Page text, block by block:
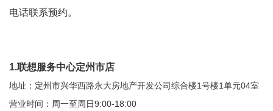
电话联系预约。
1.联想服务中心定州市店
地址：定州市兴华西路永大房地产开发公司综合楼1号楼1单元04室
营业时间：周一至周日9:00-18:00